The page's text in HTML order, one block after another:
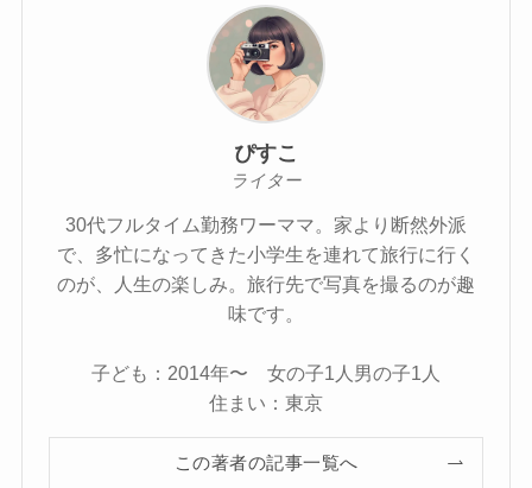
ぴすこ
ライター
30代フルタイム勤務ワーママ。家より断然外派
で、多忙になってきた小学生を連れて旅行に行く
のが、人生の楽しみ。旅行先で写真を撮るのが趣
味です。
子ども：2014年〜 女の子1人男の子1人
住まい：東京
この著者の記事一覧へ